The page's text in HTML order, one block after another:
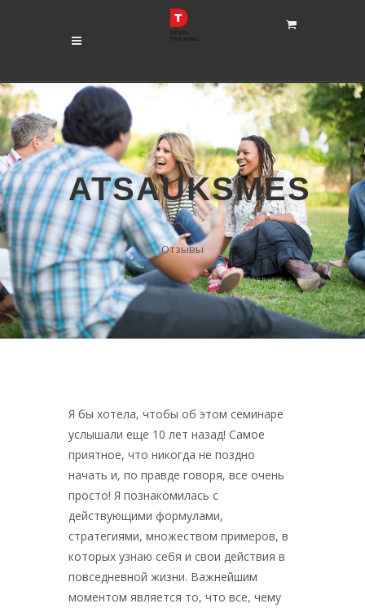
ATSAUKSMES
Отзывы
Я бы хотела, чтобы об этом семинаре
услышали еще 10 лет назад! Самое
приятное, что никогда не поздно
начать и, по правде говоря, все очень
просто! Я познакомилась с
действующими формулами,
стратегиями, множеством примеров, в
которых узнаю себя и свои действия в
повседневной жизни. Важнейшим
моментом является то, что все, чему